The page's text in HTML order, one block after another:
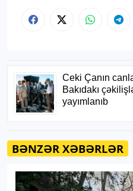
BƏNZƏR XƏBƏRLƏR